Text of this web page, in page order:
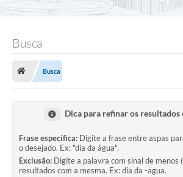
Busca
Busca
Dica para refinar os resultados
Frase específica: Digite a frase entre aspas
o desejado. Ex: "dia da água".
Exclusão: Digite a palavra com sinal de menos
resultados com a mesma. Ex: dia da -agua.